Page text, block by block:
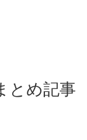
とめ記事